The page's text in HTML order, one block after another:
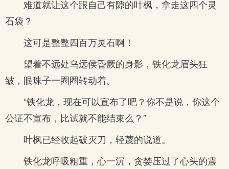
难道就让这个跟自己有隙的叶枫，拿走这四个灵
石袋？
这可是整整四百万灵石啊！
望着不远处乌远侯昏厥的身影，铁化龙眉头狂
皱，眼珠子一圈圈转动着。
“铁化龙，现在可以宣布了吧？你不是说，你这个
公证不宣布，比试就不能结束么？”
叶枫已经收起破灭刀，轻蔑的说道。
铁化龙呼吸粗重，心一沉，贪婪压过了心头的震